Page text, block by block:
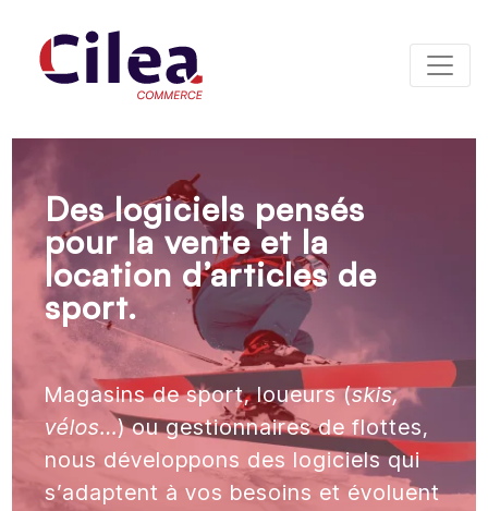
Des logiciels pensés
pour la vente et la
location d’articles de
sport.
Magasins de sport, loueurs (skis,
vélos…) ou gestionnaires de flottes,
nous développons des logiciels qui
s’adaptent à vos besoins et évoluent